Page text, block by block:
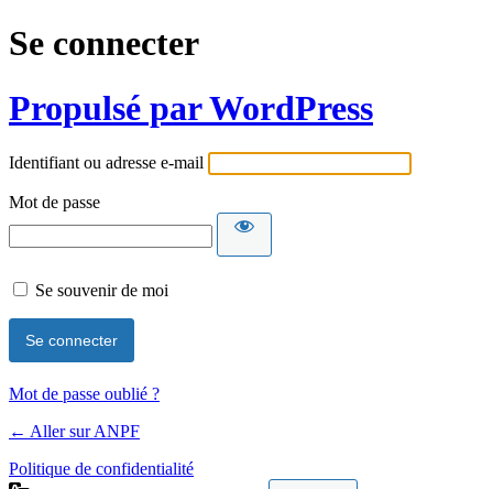
Se connecter
Propulsé par WordPress
Identifiant ou adresse e-mail
Mot de passe
Se souvenir de moi
Mot de passe oublié ?
← Aller sur ANPF
Politique de confidentialité